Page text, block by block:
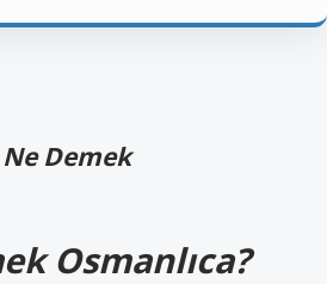
Demek
Osmanlıca?